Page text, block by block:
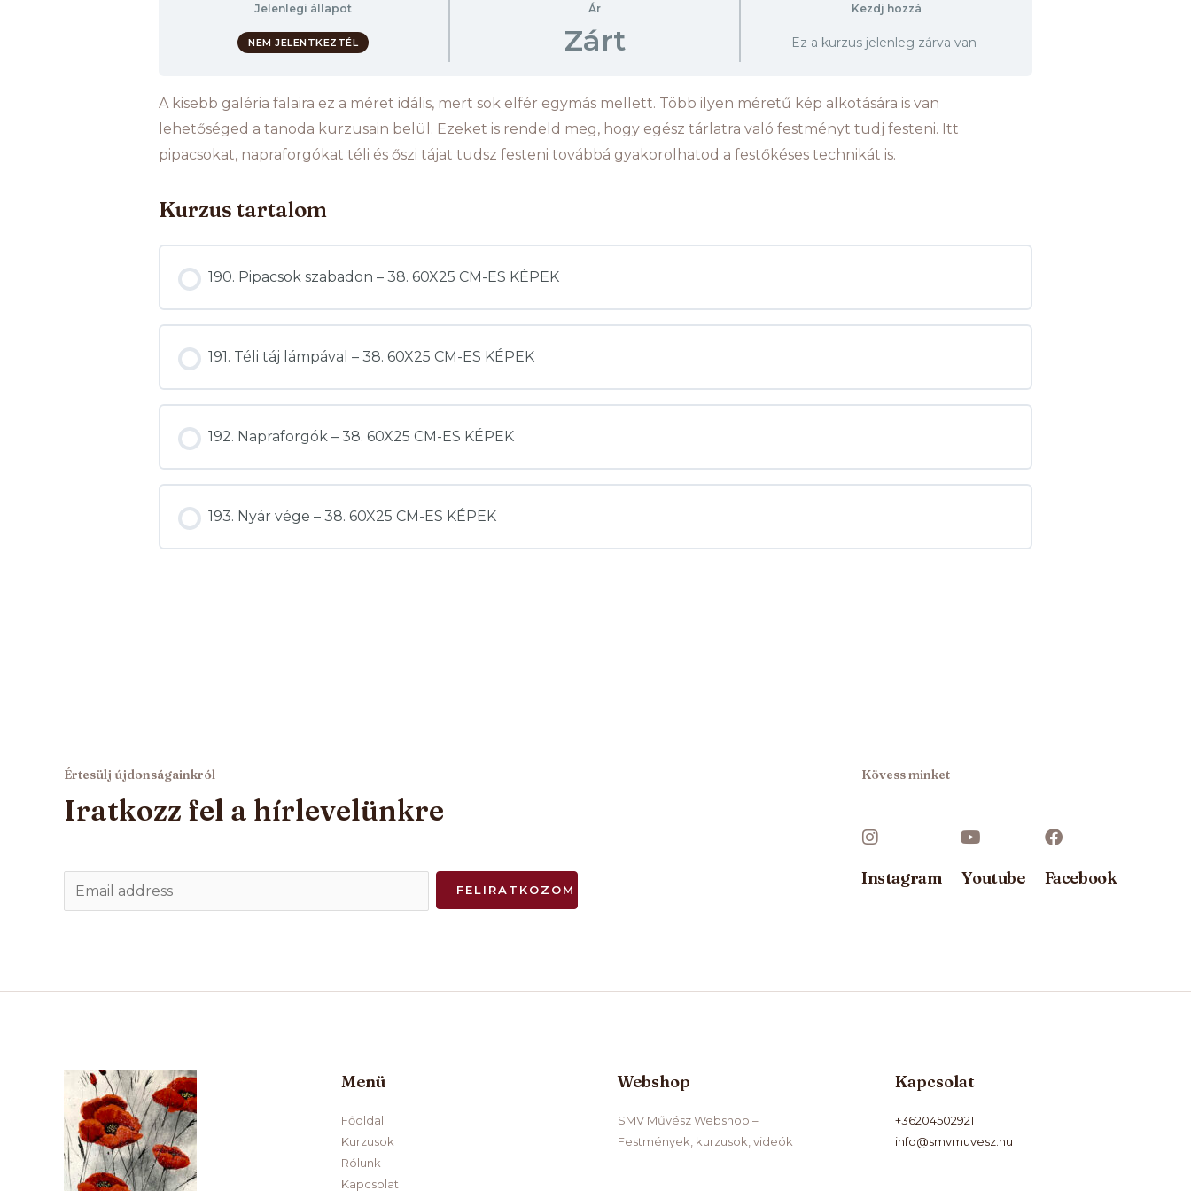
Jelenlegi állapot
NEM JELENTKEZTÉL
Ár
Zárt
Kezdj hozzá
Ez a kurzus jelenleg zárva van
A kisebb galéria falaira ez a méret idális, mert sok elfér egymás mellett. Több ilyen méretű kép alkotására is van
lehetőséged a tanoda kurzusain belül. Ezeket is rendeld meg, hogy egész tárlatra való festményt tudj festeni. Itt
pipacsokat, napraforgókat téli és őszi tájat tudsz festeni továbbá gyakorolhatod a festőkéses technikát is.
Kurzus tartalom
190. Pipacsok szabadon – 38. 60X25 CM-ES KÉPEK
191. Téli táj lámpával – 38. 60X25 CM-ES KÉPEK
192. Napraforgók – 38. 60X25 CM-ES KÉPEK
193. Nyár vége – 38. 60X25 CM-ES KÉPEK
Értesülj újdonságainkról
Iratkozz fel a hírlevelünkre
m
FELIRATKOZOM
Kövess minket
Instagram Youtube Facebook
Menü
Főoldal
Kurzusok
Rólunk
Kapcsolat
Webshop
SMV Művész Webshop –
Festmények, kurzusok, videók
Kapcsolat
+36204502921
info@smvmuvesz.hu